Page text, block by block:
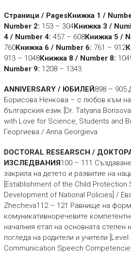
Страници / PagesКнижка 1 /
Number 2: 153 – 304Книжка 3 /
4 / Number 4: 457 – 608Книжка 5 /
760Книжка 6 / Number 6: 761 – 912
913 – 1048Книжка 8 / Number 8:
Number 9: 1208 – 1343
ANNIVERSARY / ЮБИЛЕЙ898 – 905
Борисова Ненкова – с любов към
българския език [Dr. Tatyana
with Love for Science, Students and
Георгиева / Anna Georgieva
DOCTORAL RESEARSCH /
ИЗСЛЕДВАНИЯ100 – 111
закрила на детето и развитие на
[Establishment of the Child Protection
Development of National Policies] /
Zhecheva112 – 121 Равнище на
комуникативноречевите
началния етап на основната степен
погледа на родители и учители
Communication Speech